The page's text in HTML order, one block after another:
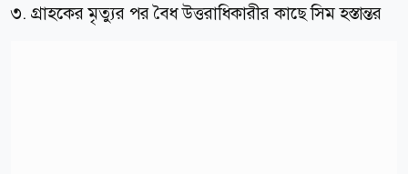
৩. গ্রাহকের মৃত্যুর পর বৈধ উত্তরাধিকারীর কাছে সিম হস্তান্তর